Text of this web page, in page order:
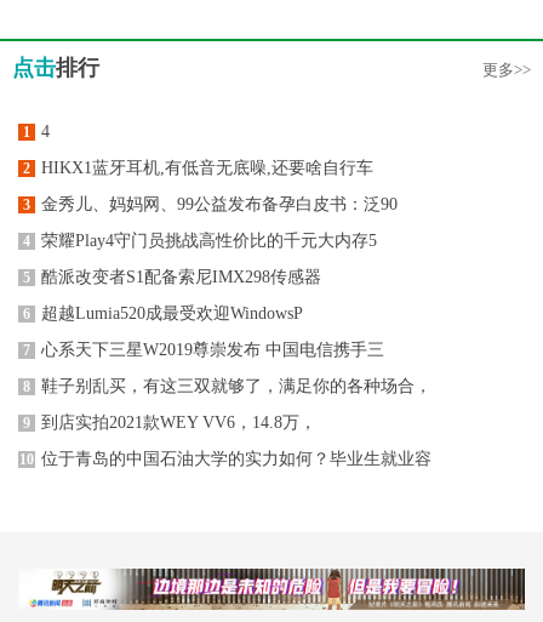
点击排行 更多>>
1 4
2 HIKX1蓝牙耳机,有低音无底噪,还要啥自行车
3 金秀儿、妈妈网、99公益发布备孕白皮书：泛90
4 荣耀Play4守门员挑战高性价比的千元大内存5
5 酷派改变者S1配备索尼IMX298传感器
6 超越Lumia520成最受欢迎WindowsP
7 心系天下三星W2019尊崇发布 中国电信携手三
8 鞋子别乱买，有这三双就够了，满足你的各种场合，
9 到店实拍2021款WEY VV6，14.8万，
10 位于青岛的中国石油大学的实力如何？毕业生就业容